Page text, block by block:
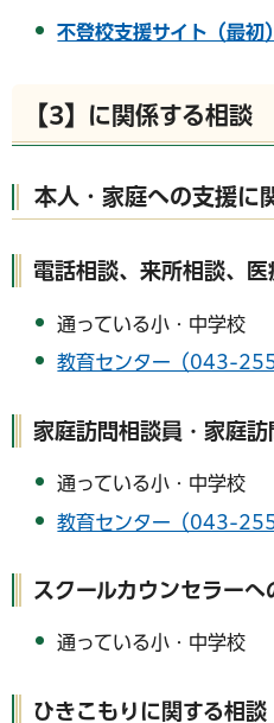
不登校支援サイト（最初
【3】に関係する相談
本人・家庭への支援に
電話相談、来所相談、医
通っている小・中学校
教育センター（043-
家庭訪問相談員・家庭
通っている小・中学校
教育センター（043-
スクールカウンセラーへ
通っている小・中学校
ひきこもりに関する相談